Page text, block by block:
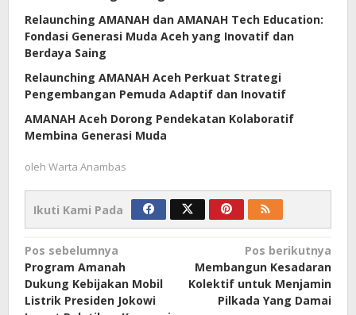
Relaunching AMANAH dan AMANAH Tech Education:
Fondasi Generasi Muda Aceh yang Inovatif dan
Berdaya Saing
Relaunching AMANAH Aceh Perkuat Strategi
Pengembangan Pemuda Adaptif dan Inovatif
AMANAH Aceh Dorong Pendekatan Kolaboratif
Membina Generasi Muda
oleh Warta Anambas
Ikuti Kami Pada
Navigasi
pos
Pos sebelumnya
Program Amanah
Dukung Kebijakan Mobil
Listrik Presiden Jokowi
Pos berikutnya
Membangun Kesadaran
Kolektif untuk Menjamin
Pilkada Yang Damai